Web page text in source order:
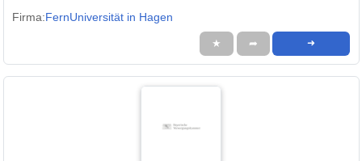
Firma:FernUniversität in Hagen
★ ➦ ➜